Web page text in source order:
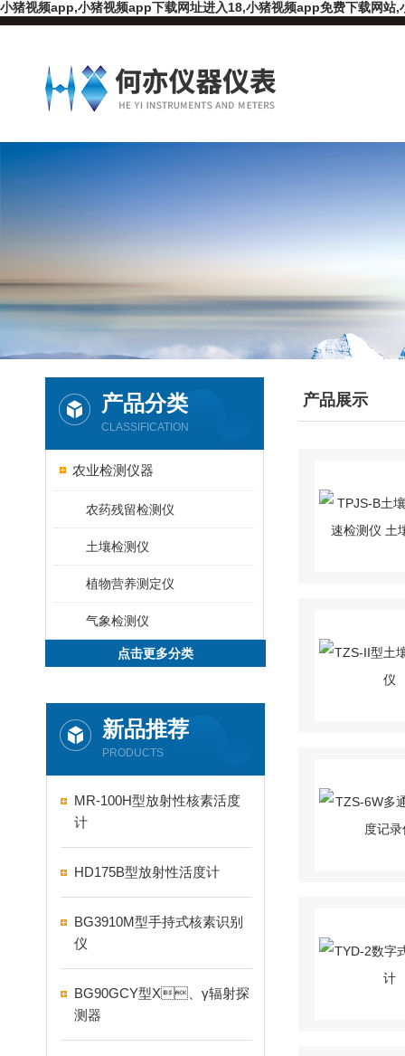
小猪视频app,小猪视频app下载网址进入18,小猪视频app免费下载网站
产品分类
CLASSIFICATION
农业检测仪器
农药残留检测仪
土壤检测仪
植物营养测定仪
气象检测仪
点击更多分类
新品推荐
PRODUCTS
MR-100H型放射性核素活度
计
HD175B型放射性活度计
BG3910M型手持式核素识别
仪
BG90GCY型X、γ辐射探
测器
产品展示